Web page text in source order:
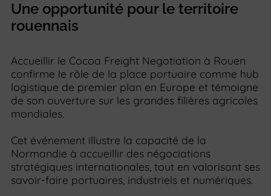
Une opportunité pour le territoire
rouennais
Accueillir le Cocoa Freight Negotiation à Rouen
confirme le rôle de la place portuaire comme hub
logistique de premier plan en Europe et témoigne
de son ouverture sur les grandes filières agricoles
mondiales.
Cet événement illustre la capacité de la
Normandie à accueillir des négociations
stratégiques internationales, tout en valorisant ses
savoir-faire portuaires, industriels et numériques.